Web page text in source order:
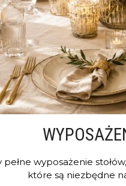
wyposażenie
które są niezbędne